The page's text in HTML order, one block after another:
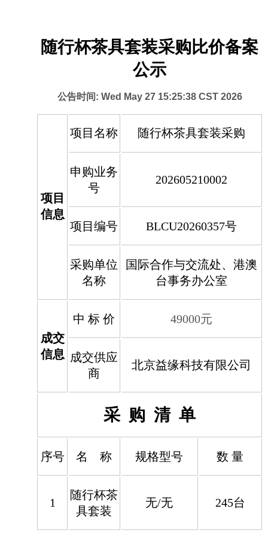
随行杯茶具套装采购比价备案
公示
公告时间: Wed May 27 15:25:38 CST 2026
项目
信息
项目名称 随行杯茶具套装采购
申购业务
号
202605210002
项目编号 BLCU20260357号
采购单位
名称
国际合作与交流处、港澳
台事务办公室
成交
信息
中 标 价 49000元
成交供应
商
北京益缘科技有限公司
采 购 清 单
序号 名 称 规格型号 数 量
1
随行杯茶
具套装
无/无 245台